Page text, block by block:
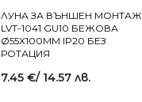
ЛУНА ЗА ВЪНШЕН МОНТАЖ
LVT-1041 GU10 БЕЖОВА
Ø55X100MM IP20 БЕЗ
РОТАЦИЯ
7.45 €/ 14.57 лв.